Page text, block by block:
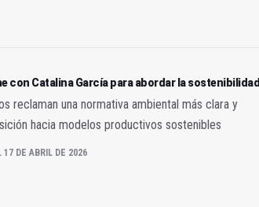
con Catalina García para abordar la sostenibilidad
reclaman una normativa ambiental más clara y
hacia modelos productivos sostenibles
17 DE ABRIL DE 2026